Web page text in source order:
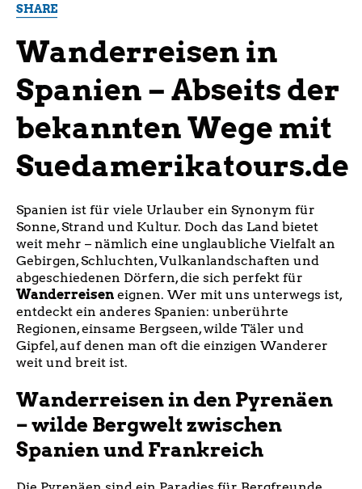
SHARE
Wanderreisen in
Spanien – Abseits der
bekannten Wege mit
Suedamerikatours.de
Spanien ist für viele Urlauber ein Synonym für
Sonne, Strand und Kultur. Doch das Land bietet
weit mehr – nämlich eine unglaubliche Vielfalt an
Gebirgen, Schluchten, Vulkanlandschaften und
abgeschiedenen Dörfern, die sich perfekt für
Wanderreisen eignen. Wer mit uns unterwegs ist,
entdeckt ein anderes Spanien: unberührte
Regionen, einsame Bergseen, wilde Täler und
Gipfel, auf denen man oft die einzigen Wanderer
weit und breit ist.
Wanderreisen in den Pyrenäen
– wilde Bergwelt zwischen
Spanien und Frankreich